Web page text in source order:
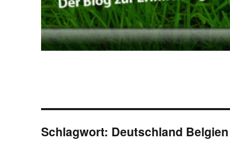
Schlagwort: Deutschland Belgien